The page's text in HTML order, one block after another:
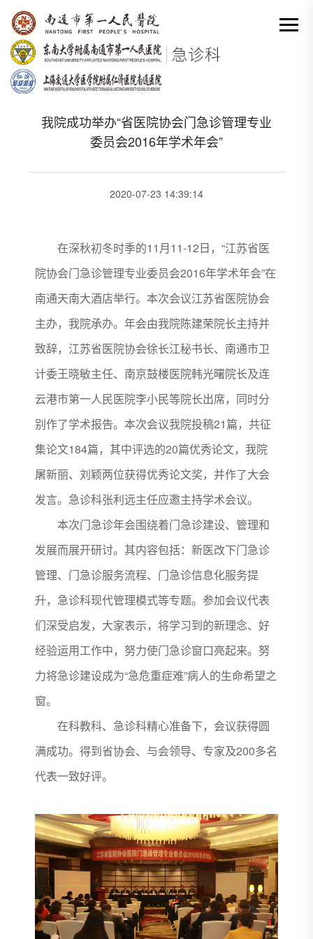
网站首页 - 科室动态详情
分类出来 
我院成功举办“省医院协会门急诊管理专业
委员会2016年学术年会”
2020-07-23 14:39:14
在深秋初冬时季的11月11-12日，“江苏省医
院协会门急诊管理专业委员会2016年学术年会”在
南通天南大酒店举行。本次会议江苏省医院协会
主办，我院承办。年会由我院陈建荣院长主持并
致辞，江苏省医院协会徐长江秘书长、南通市卫
计委王晓敏主任、南京鼓楼医院韩光曙院长及连
云港市第一人民医院李小民等院长出席，同时分
别作了学术报告。本次会议我院投稿21篇，共征
集论文184篇，其中评选的20篇优秀论文，我院
屠新丽、刘颖两位获得优秀论文奖，并作了大会
发言。急诊科张利远主任应邀主持学术会议。
本次门急诊年会围绕着门急诊建设、管理和
发展而展开研讨。其内容包括：新医改下门急诊
管理、门急诊服务流程、门急诊信息化服务提
升，急诊科现代管理模式等专题。参加会议代表
们深受启发，大家表示，将学习到的新理念、好
经验运用工作中，努力使门急诊窗口亮起来。努
力将急诊建设成为“急危重症难”病人的生命希望之
窗。
在科教科、急诊科精心准备下，会议获得圆
满成功。得到省协会、与会领导、专家及200多名
代表一致好评。